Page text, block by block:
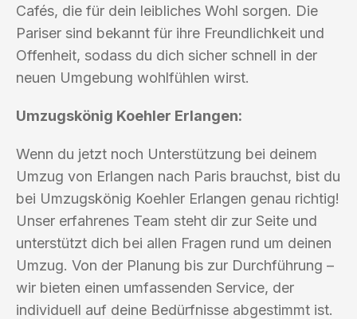
Cafés, die für dein leibliches Wohl sorgen. Die
Pariser sind bekannt für ihre Freundlichkeit und
Offenheit, sodass du dich sicher schnell in der
neuen Umgebung wohlfühlen wirst.
Umzugskönig Koehler Erlangen:
Wenn du jetzt noch Unterstützung bei deinem
Umzug von Erlangen nach Paris brauchst, bist du
bei Umzugskönig Koehler Erlangen genau richtig!
Unser erfahrenes Team steht dir zur Seite und
unterstützt dich bei allen Fragen rund um deinen
Umzug. Von der Planung bis zur Durchführung –
wir bieten einen umfassenden Service, der
individuell auf deine Bedürfnisse abgestimmt ist.